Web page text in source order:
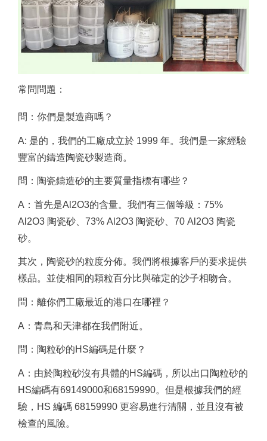
常問問題：
問：你們是製造商嗎？
A: 是的，我們的工廠成立於 1999 年。我們是一家經驗
豐富的鑄造陶瓷砂製造商。
問：陶瓷鑄造砂的主要質量指標有哪些？
A：首先是Al2O3的含量。 我們有三個等級：75%
Al2O3 陶瓷砂、73% Al2O3 陶瓷砂、70 Al2O3 陶瓷
砂。
其次，陶瓷砂的粒度分佈。 我們將根據客戶的要求提供
樣品。 並使相同的顆粒百分比與確定的沙子相吻合。
問：離你們工廠最近的港口在哪裡？
A：青島和天津都在我們附近。
問：陶粒砂的HS編碼是什麼？
A：由於陶粒砂沒有具體的HS編碼，所以出口陶粒砂的
HS編碼有69149000和68159990。 但是根據我們的經
驗，HS 編碼 68159990 更容易進行清關，並且沒有被
檢查的風險。